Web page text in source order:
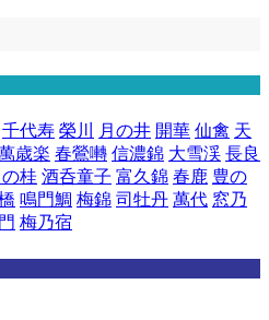
千代寿 榮川 月の井 開華 仙禽 天
歳楽 春鶯囀 信濃錦 大雪渓 長良
の桂 酒呑童子 富久錦 春鹿 豊の
鳴門鯛 梅錦 司牡丹 萬代 窓乃
梅乃宿